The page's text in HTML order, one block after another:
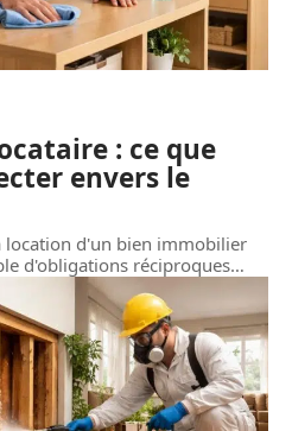
: ce que
envers le
location d'un bien immobilier
d'obligations réciproques…